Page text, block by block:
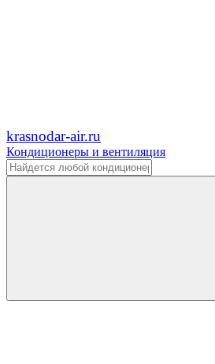
krasnodar-air.ru
Кондиционеры и вентиляция